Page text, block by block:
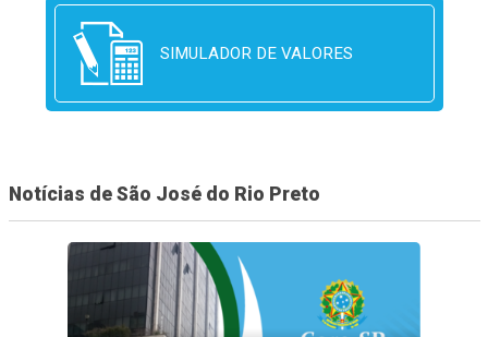
SIMULADOR DE VALORES
Notícias de São José do Rio Preto